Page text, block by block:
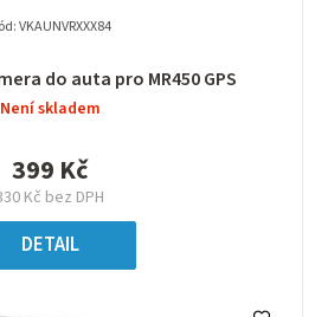
do auta pro MR450 GPS
Není skladem
Kč bez DPH
399 Kč
DETAIL
VKAUNVRXXX84